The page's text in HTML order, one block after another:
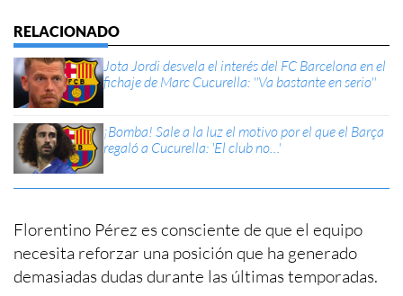
Jota Jordi desvela el interés del FC Barcelona en el
fichaje de Marc Cucurella: ''Va bastante en serio''
¡Bomba! Sale a la luz el motivo por el que el Barça
regaló a Cucurella: 'El club no…'
Florentino Pérez es consciente de que el equipo
necesita reforzar una posición que ha generado
demasiadas dudas durante las últimas temporadas.